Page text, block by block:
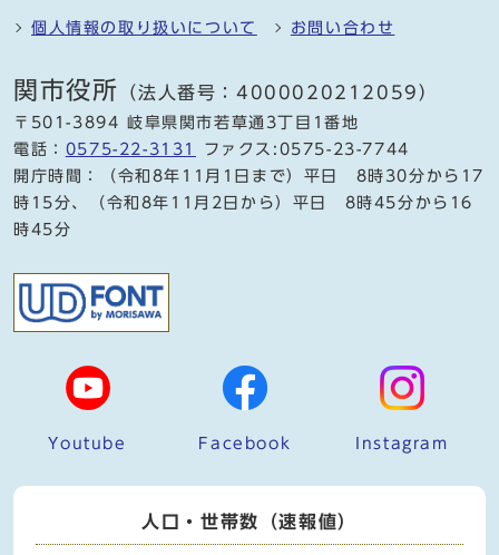
個人情報の取り扱いについて お問い合わせ
関市役所 （法人番号：4000020212059）
〒501-3894 岐阜県関市若草通3丁目1番地
電話： 0575-22-3131
ファクス:0575-23-7744
開庁時間：（令和8年11月1日まで）平日 8時30分から17
時15分、（令和8年11月2日から）平日 8時45分から16
時45分
Youtube Facebook Instagram
人口・世帯数（速報値）